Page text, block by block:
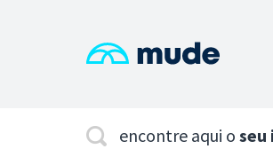
encontre aqui o seu